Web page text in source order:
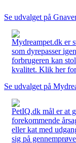
Se udvalget på
Mydreampet.dk er
som dyrepasser
forbrugeren kan
kvalitet. Klik her for
Se udvalget på
PetIQ.dk mål er at
forekommende
eller kat med
sig på